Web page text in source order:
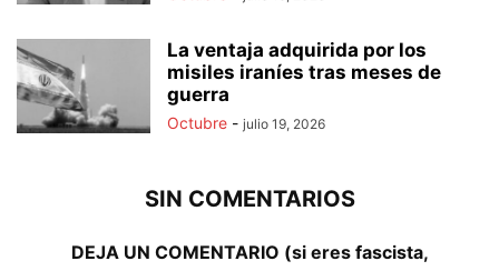
La ventaja adquirida por los
misiles iraníes tras meses de
guerra
Octubre - julio 19, 2026
SIN COMENTARIOS
DEJA UN COMENTARIO (si eres fascista,